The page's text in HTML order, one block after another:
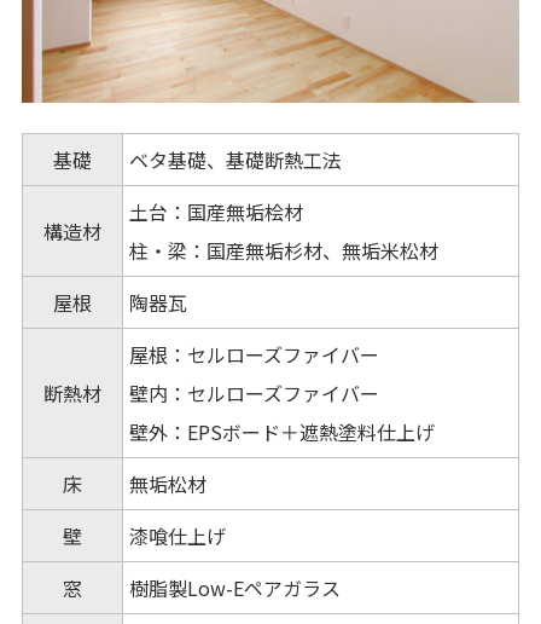
基礎 ベタ基礎、基礎断熱工法
構造材
土台：国産無垢桧材
柱・梁：国産無垢杉材、無垢米松材
屋根
陶器瓦
断熱材
屋根：セルローズファイバー
壁内：セルローズファイバー
壁外：EPSボード＋遮熱塗料仕上げ
床
無垢松材
壁
漆喰仕上げ
窓
樹脂製Low-Eペアガラス